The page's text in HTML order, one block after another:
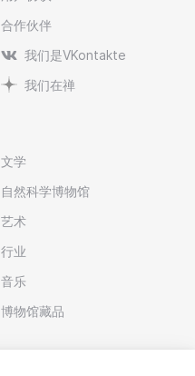
合作伙伴
我们是VKontakte
我们在禅
文学
自然科学博物馆
艺术
行业
音乐
博物馆藏品